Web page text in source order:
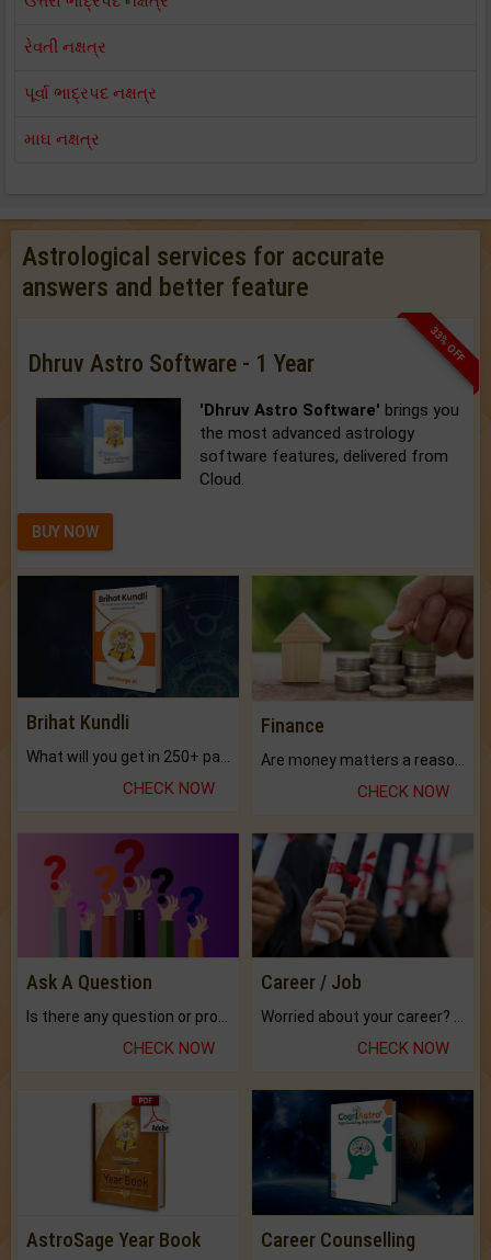
રેવતી નક્ષત્ર
પૂર્વા ભાદ્રપદ નક્ષત્ર
માઘ નક્ષત્ર
Astrological services for accurate
answers and better feature
33% OFF
Dhruv Astro Software - 1 Year
'Dhruv Astro Software' brings you
the most advanced astrology
software features, delivered from
Cloud.
BUY NOW
Brihat Kundli
CHECK NOW
Finance
CHECK NOW
Ask A Question
CHECK NOW
Career / Job
CHECK NOW
AstroSage Year Book Career Counselling